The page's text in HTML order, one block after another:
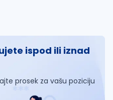
ispod ili iznad
prosek za vašu poziciju